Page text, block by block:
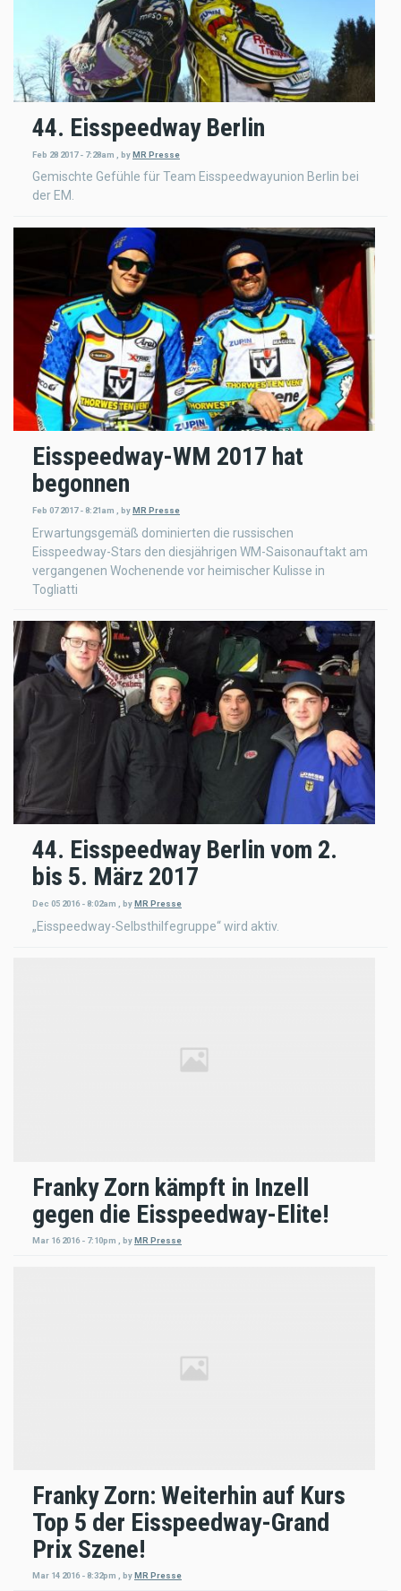
44. Eisspeedway Berlin
Feb 28 2017 - 7:28am byMR Presse
Gemischte Gefühle für Team Eisspeedwayunion Berlin bei
der EM.
Eisspeedway-WM 2017 hat
begonnen
Feb 07 2017 - 8:21am byMR Presse
Erwartungsgemäß dominierten die russischen
Eisspeedway-Stars den diesjährigen WM-Saisonauftakt am
vergangenen Wochenende vor heimischer Kulisse in
Togliatti
44. Eisspeedway Berlin vom 2.
bis 5. März 2017
Dec 05 2016 - 8:02am byMR Presse
„Eisspeedway-Selbsthilfegruppe“ wird aktiv.
Franky Zorn kämpft in Inzell
gegen die Eisspeedway-Elite!
Mar 16 2016 - 7:10pm byMR Presse
Franky Zorn: Weiterhin auf Kurs
Top 5 der Eisspeedway-Grand
Prix Szene!
Mar 14 2016 - 8:32pm byMR Presse